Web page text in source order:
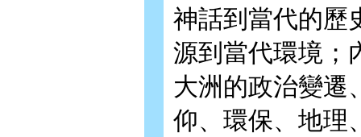
神話到當代的歷
源到當代環境；
大洲的政治變遷
仰、環保、地理